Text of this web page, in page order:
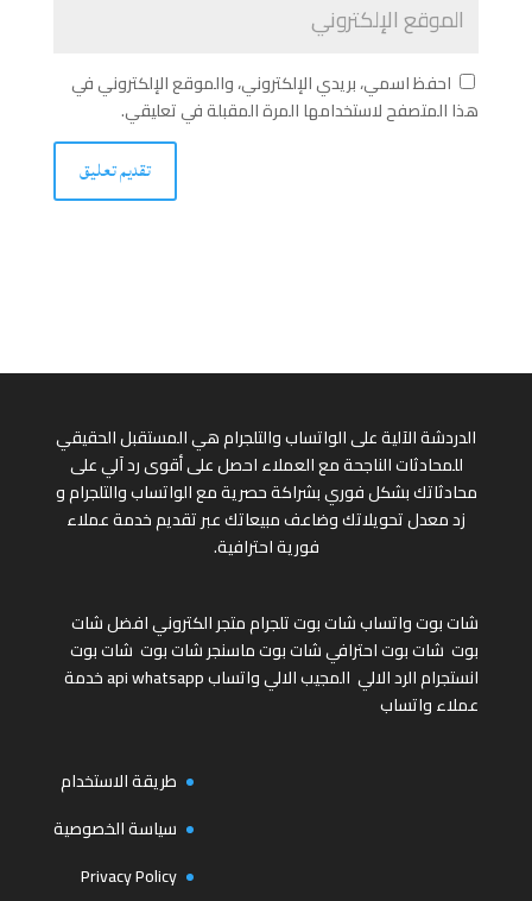
احفظ اسمي، بريدي الإلكتروني، والموقع الإلكتروني في
هذا المتصفح لاستخدامها المرة المقبلة في تعليقي.
الدردشة الآلية على الواتساب والتلجرام هي المستقبل الحقيقي
للمحادثات الناجحة مع العملاء احصل على أقوى رد آلي على
محادثاتك بشكل فوري بشراكة حصرية مع الواتساب والتلجرام و
زد معدل تحويلاتك وضاعف مبيعاتك عبر تقديم خدمة عملاء
فورية احترافية.
شات بوت واتسابشات بوت تلجراممتجر الكترونيافضل شات
بوت شات بوت احترافيشات بوت ماسنجرشات بوت شات بوت
انستجرامالرد الالي المجيب الالي واتسابapi whatsappخدمة
عملاء واتساب
طريقة الاستخدام
سياسة الخصوصية
Privacy Policy